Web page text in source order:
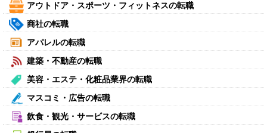
アウトドア・スポーツ・フィットネスの転職
商社の転職
アパレルの転職
建築・不動産の転職
美容・エステ・化粧品業界の転職
マスコミ・広告の転職
飲食・観光・サービスの転職